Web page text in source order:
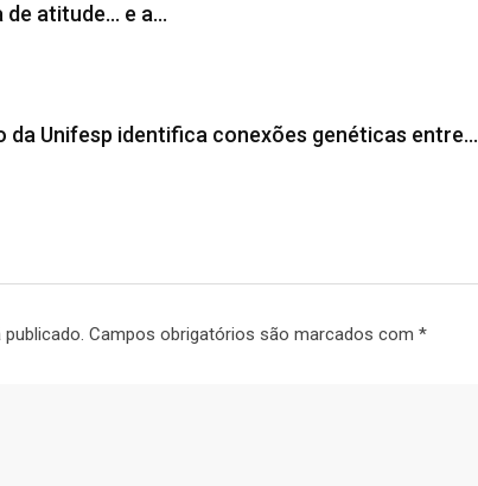
de atitude… e a…
Unifesp identifica conexões genéticas entre…
Campos obrigatórios são marcados com *